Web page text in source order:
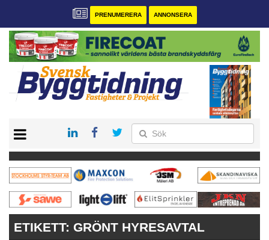
PRENUMERERA ANNONSERA
PRENUMERERA
VÅRA ANDRA MAGASIN
ANNONSERA
KONTAKT
ETIKETT: GRÖNT HYRESAVTAL